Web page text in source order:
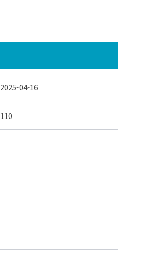
2025-04-16
110